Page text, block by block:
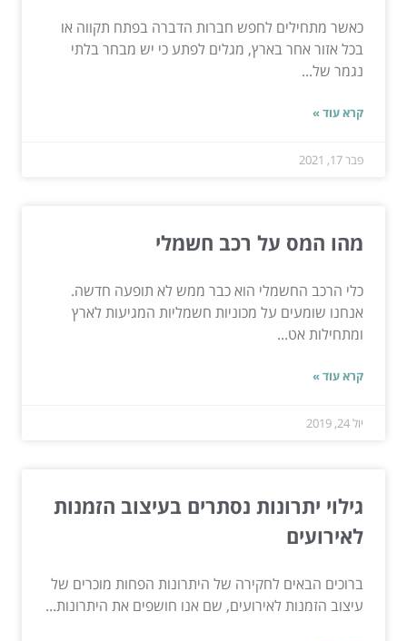
כאשר מתחילים לחפש חברות הדברה בפתח תקווה או
בכל אזור אחר בארץ, מגלים לפתע כי יש מבחר בלתי
נגמר של...
קרא עוד »
פבר 17, 2021
מהו המס על רכב חשמלי
כלי הרכב החשמלי הוא כבר ממש לא תופעה חדשה.
אנחנו שומעים על מכוניות חשמליות המגיעות לארץ
ומתחילות אט...
קרא עוד »
יול 24, 2019
גילוי יתרונות נסתרים בעיצוב הזמנות
לאירועים
ברוכים הבאים לחקירה של היתרונות הפחות מוכרים של
עיצוב הזמנות לאירועים, שם אנו חושפים את היתרונות...